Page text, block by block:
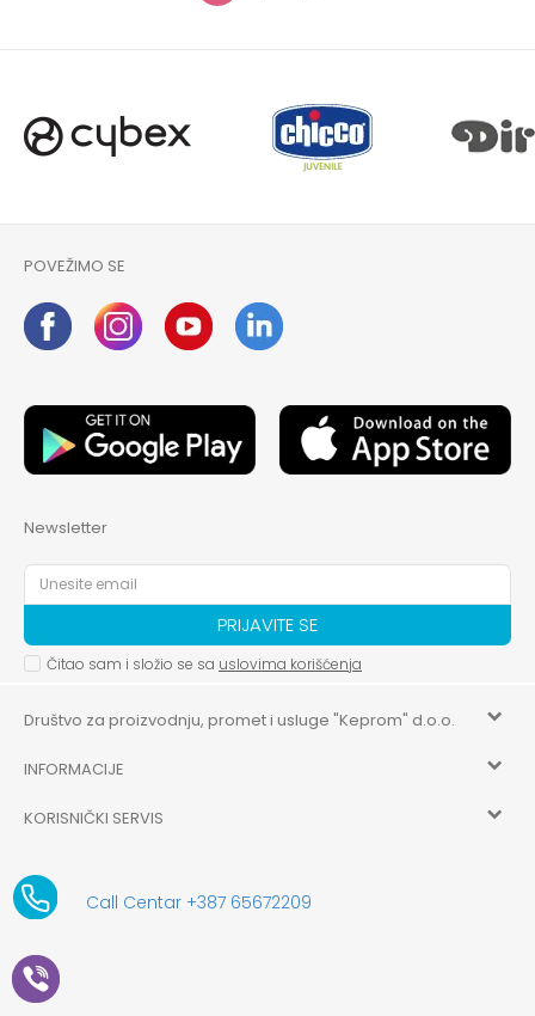
POVEŽIMO SE
Newsletter
PRIJAVITE SE
Čitao sam i složio se sa uslovima korišćenja
Društvo za proizvodnju, promet i usluge "Keprom" d.o.o.
HILANDARSKA 32, ISTOČNO NOVO SARAJEVO, ISTOČNO
aksaonlinebih@aksabih.ba
5514802214205743
61-01-0052-11
11079253
INFORMACIJE
Zaposlenje
Saradnja
KORISNIČKI SERVIS
Uslovi korišćenja i prodaje
Kako kupiti
Call Centar +387 65672209